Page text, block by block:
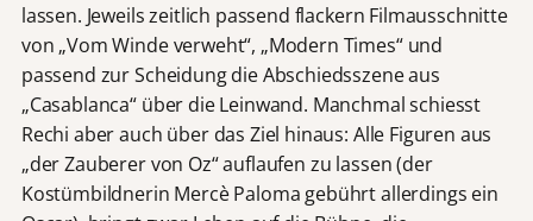
lassen. Jeweils zeitlich passend flackern Filmausschnitte
von „Vom Winde verweht“, „Modern Times“ und
passend zur Scheidung die Abschiedsszene aus
„Casablanca“ über die Leinwand. Manchmal schiesst
Rechi aber auch über das Ziel hinaus: Alle Figuren aus
„der Zauberer von Oz“ auflaufen zu lassen (der
Kostümbildnerin Mercè Paloma gebührt allerdings ein